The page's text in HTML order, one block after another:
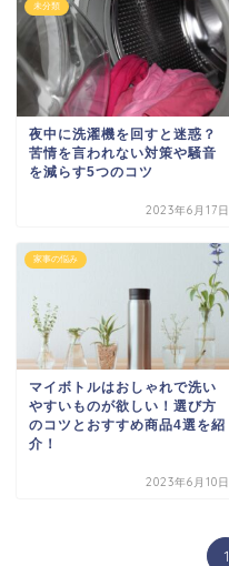
未分類
夜中に洗濯機を回すと迷惑？
苦情を言われない対策や騒音
を減らす5つのコツ
2023年6月17日
家事の悩み
マイボトルはおしゃれで洗い
やすいものが欲しい！選び方
のコツとおすすめ商品4選を紹
介！
2023年6月10日
1